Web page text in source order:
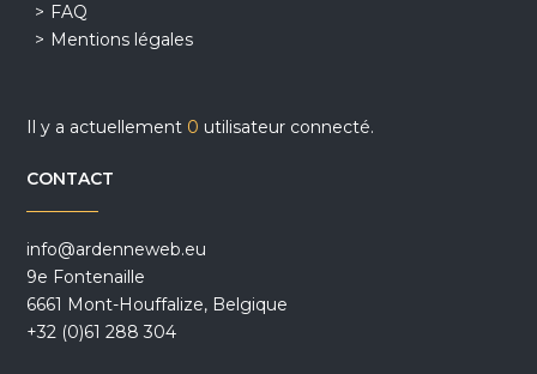
FAQ
Mentions légales
Il y a actuellement 0 utilisateur connecté.
CONTACT
info@ardenneweb.eu
9e Fontenaille
6661 Mont-Houffalize, Belgique
+32 (0)61 288 304